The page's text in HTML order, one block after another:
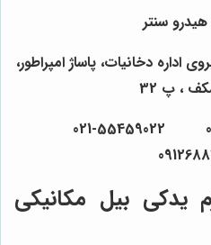
سنتر
اداره دخانیات، پاساژ امپراطور،
، پ 32
یدکی بیل مکانیکی